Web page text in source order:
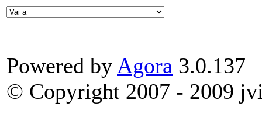
Powered by Agora 3.0.137
© Copyright 2007 - 2009